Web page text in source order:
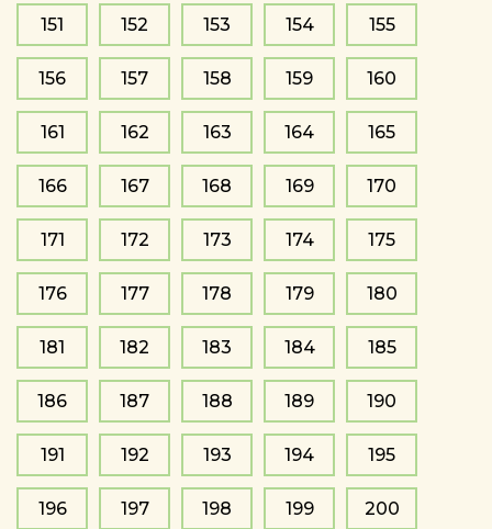
151 152 153 154 155
156 157 158 159 160
161 162 163 164 165
166 167 168 169 170
171 172 173 174 175
176 177 178 179 180
181 182 183 184 185
186 187 188 189 190
191 192 193 194 195
196 197 198 199 200